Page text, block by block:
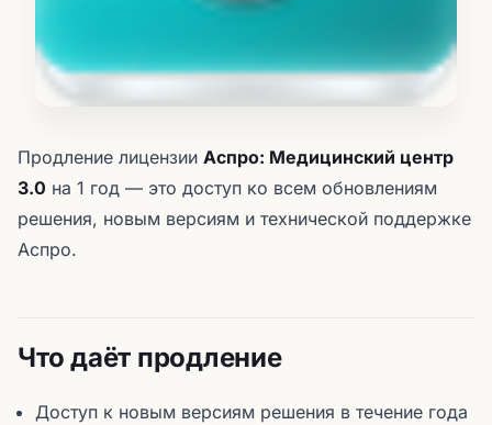
Продление лицензии Аспро: Медицинский центр
3.0 на 1 год — это доступ ко всем обновлениям
решения, новым версиям и технической поддержке
Аспро.
Что даёт продление
Доступ к новым версиям решения в течение года